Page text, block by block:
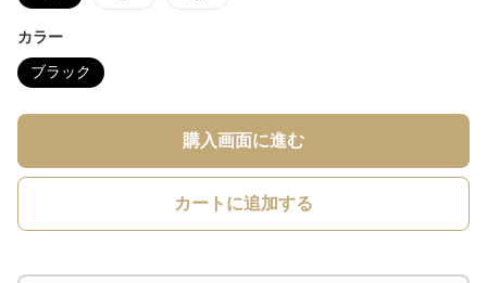
カラー
ブラック
購入画面に進む
カートに追加する